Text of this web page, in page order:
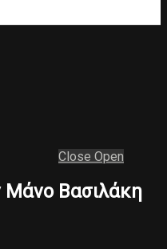
Close Open
Μάνο Βασιλάκη